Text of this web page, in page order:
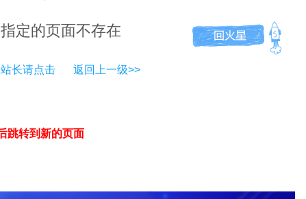
指定的页面不存在
站长请点击 返回上一级>>